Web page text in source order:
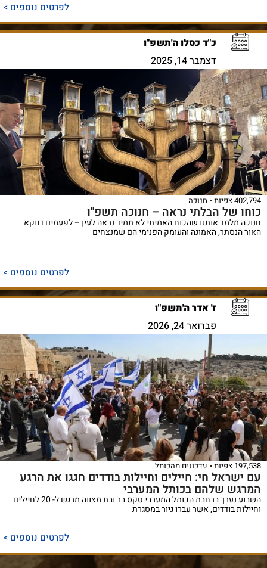
לפרטים נוספים >
כ"ד כסלו ה'תשפ"ו
דצמבר 14, 2025
402,794 צפיות חנוכה
כוחו של הבלתי נראה – חנוכה תשפ"ו
חנוכה מלמד אותנו שהכוח האמיתי לא תמיד נראה לעין – לפעמים דווקא
האור הנסתר, האמונה והעומק הפנימי הם שמנצחים
לפרטים נוספים >
ז' אדר ה'תשפ"ו
פברואר 24, 2026
197,538 צפיות עדכונים מהכותל
עם ישראל חי: חיילים וחיילות בודדים חגגו את הרגע
המרגש שלהם בכותל המערבי
השבוע נערך ברחבת הכותל המערבי טקס בר ובת מצווה מרגש ל- 20 לחיילים
וחיילות בודדים, אשר עברו גיור במסגרת
לפרטים נוספים >